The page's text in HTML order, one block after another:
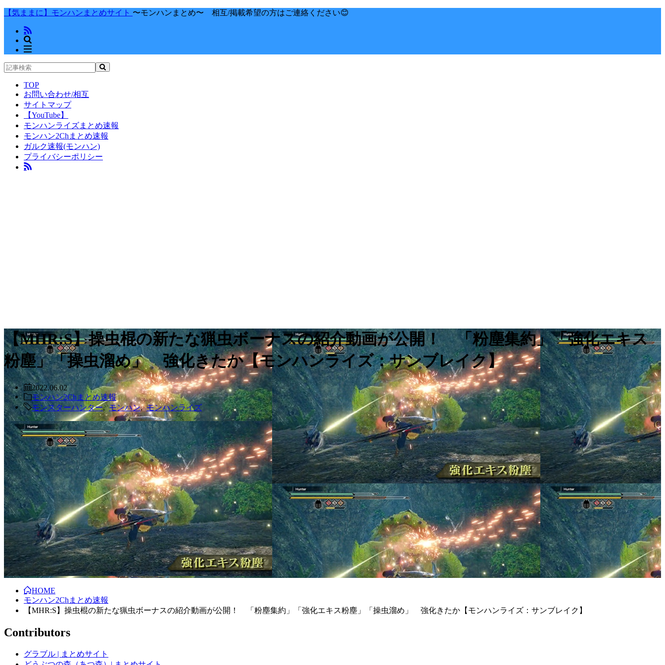
【気ままに】モンハンまとめサイト 〜モンハンまとめ〜 相互/掲載希望の方はご連絡ください😊
TOP
お問い合わせ/相互
サイトマップ
【YouTube】
モンハンライズまとめ速報
モンハン2Chまとめ速報
ガルク速報(モンハン)
プライバシーポリシー
【MHR:S】操虫棍の新たな猟虫ボーナスの紹介動画が公開！ 「粉塵集約」「強化エキス
粉塵」「操虫溜め」 強化きたか【モンハンライズ：サンブレイク】
2022.06.02
モンハン2Chまとめ速報
モンスターハンター,モンハン,モンハンライズ
HOME
モンハン2Chまとめ速報
【MHR:S】操虫棍の新たな猟虫ボーナスの紹介動画が公開！ 「粉塵集約」「強化エキス粉塵」「操虫溜め」 強化きたか【モンハンライズ：サンブレイク】
Contributors
グラブル | まとめサイト